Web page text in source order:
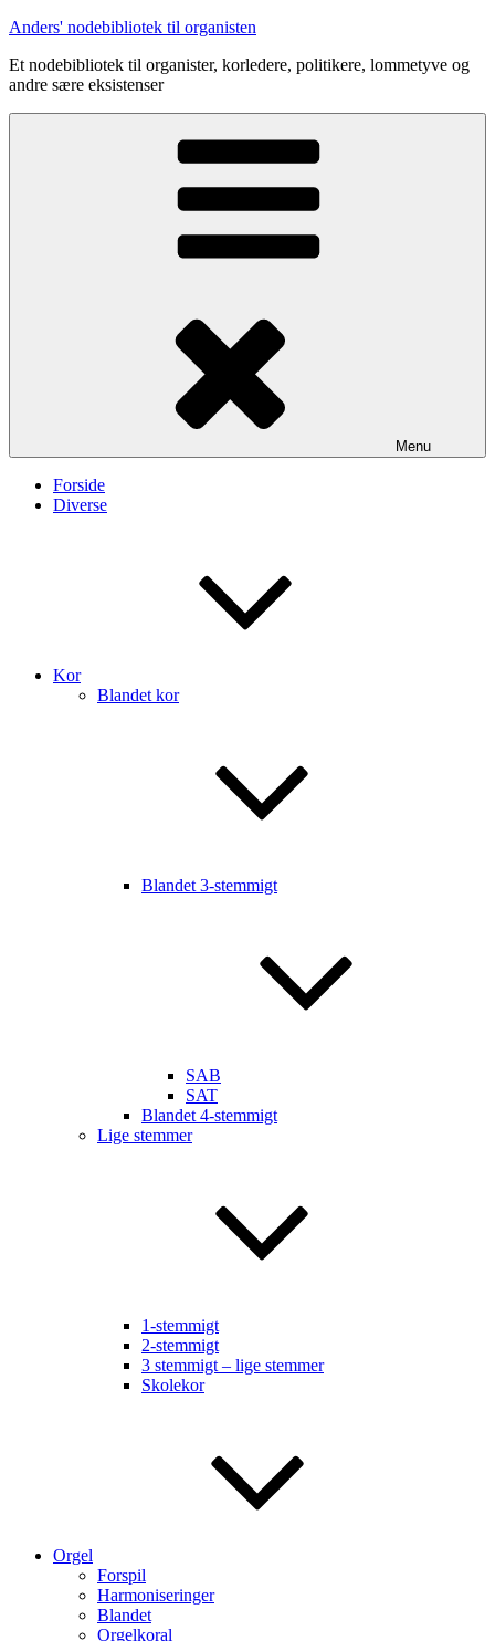
Videre
indhold
Anders' nodebibliotek til organisten
Et nodebibliotek til organister, korledere, politikere, lommetyve og
andre sære eksistenser
Menu
Forside
Diverse
Kor
Blandet kor
Blandet 3-stemmigt
SAB
SAT
Blandet 4-stemmigt
Lige stemmer
1-stemmigt
2-stemmigt
3 stemmigt – lige stemmer
Skolekor
Orgel
Forspil
Harmoniseringer
Blandet
Orgelkoral